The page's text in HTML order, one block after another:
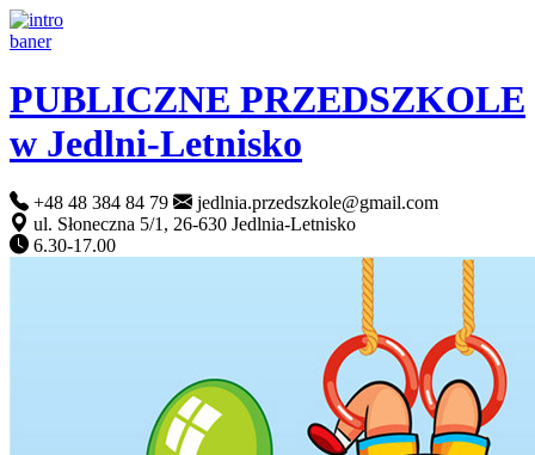
PUBLICZNE PRZEDSZKOLE
w Jedlni-Letnisko
+48 48 384 84 79
jedlnia.przedszkole@gmail.com
ul. Słoneczna 5/1, 26-630 Jedlnia-Letnisko
6.30-17.00